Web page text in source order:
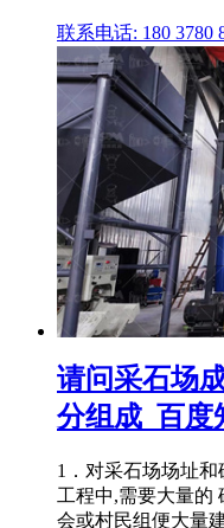
联系电话: 180 3780
请问采石场
分组成_百度
1．对采石场场址
工程中,需要大量的
会或村民组便大量